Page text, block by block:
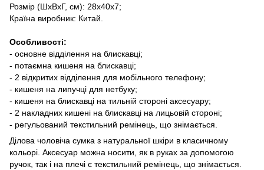
Розмір (ШхВхГ, см): 28х40х7;
Країна виробник: Китай.
Особливості:
- основне відділення на блискавці;
- потаємна кишеня на блискавці;
- 2 відкритих відділення для мобільного телефону;
- кишеня на липучці для нетбуку;
- кишеня на блискавці на тильній стороні аксесуару;
- 2 накладних кишені на блискавці на лицьовій стороні;
- регульований текстильний ремінець, що знімається.
Ділова чоловіча сумка з натуральної шкіри в класичному
кольорі. Аксесуар можна носити, як в руках за допомогою
ручок, так і на плечі є текстильний ремінець, що знімається.